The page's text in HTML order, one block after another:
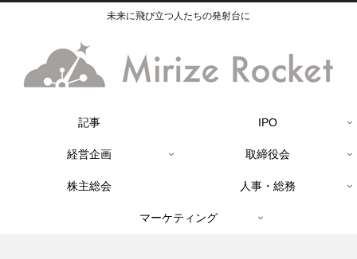
未来に飛び立つ人たちの発射台に
記事 IPO
経営企画 取締役会
株主総会 人事・総務
マーケティング